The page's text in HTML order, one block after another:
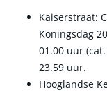
Kaiserstraat:
Koningsdag
01.00 uur
23.59 uur.
Hooglandse